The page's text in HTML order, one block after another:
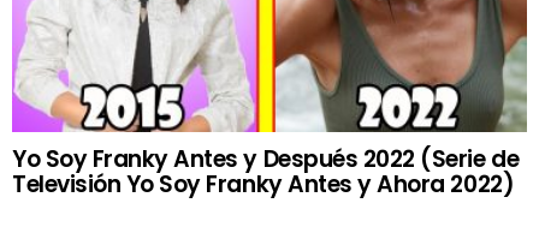
Yo Soy Franky Antes y Después 2022 (Serie de
Televisión Yo Soy Franky Antes y Ahora 2022)